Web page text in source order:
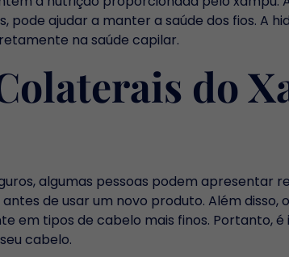
ajudar a manter a saúde dos fios. A
na saúde capilar.
do
algumas pessoas podem apresentar
de usar um novo produto. Além disso,
em tipos de cabelo mais finos. Portanto,
cabelo.